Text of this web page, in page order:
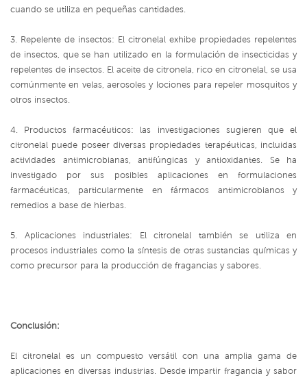
cuando se utiliza en pequeñas cantidades.
3. Repelente de insectos: El citronelal exhibe propiedades repelentes
de insectos, que se han utilizado en la formulación de insecticidas y
repelentes de insectos. El aceite de citronela, rico en citronelal, se usa
comúnmente en velas, aerosoles y lociones para repeler mosquitos y
otros insectos.
4. Productos farmacéuticos: las investigaciones sugieren que el
citronelal puede poseer diversas propiedades terapéuticas, incluidas
actividades antimicrobianas, antifúngicas y antioxidantes. Se ha
investigado por sus posibles aplicaciones en formulaciones
farmacéuticas, particularmente en fármacos antimicrobianos y
remedios a base de hierbas.
5. Aplicaciones industriales: El citronelal también se utiliza en
procesos industriales como la síntesis de otras sustancias químicas y
como precursor para la producción de fragancias y sabores.
Conclusión:
El citronelal es un compuesto versátil con una amplia gama de
aplicaciones en diversas industrias. Desde impartir fragancia y sabor